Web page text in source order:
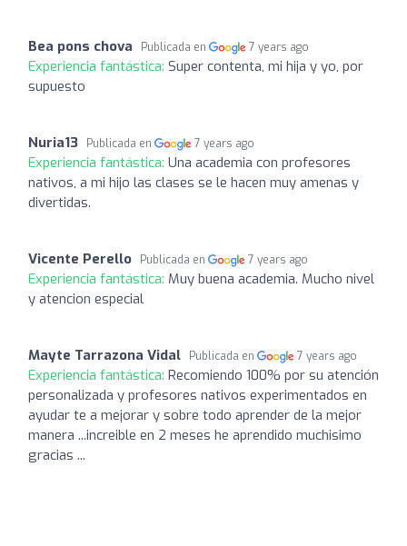
Bea pons chova Publicada en 7 years ago
Experiencia fantástica: Super contenta, mi hija y yo, por
supuesto
Nuria13 Publicada en 7 years ago
Experiencia fantástica: Una academia con profesores
nativos, a mi hijo las clases se le hacen muy amenas y
divertidas.
Vicente Perello Publicada en 7 years ago
Experiencia fantástica: Muy buena academia. Mucho nivel
y atencion especial
Mayte Tarrazona Vidal Publicada en 7 years ago
Experiencia fantástica: Recomiendo 100% por su atención
personalizada y profesores nativos experimentados en
ayudar te a mejorar y sobre todo aprender de la mejor
manera ...increible en 2 meses he aprendido muchisimo
gracias ...